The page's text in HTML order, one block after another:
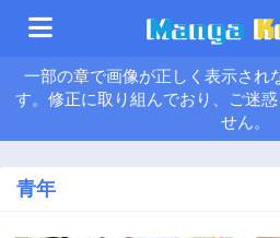
一部の章で画像が正しく表示され
す。修正に取り組んでおり、ご迷
せん。
青年